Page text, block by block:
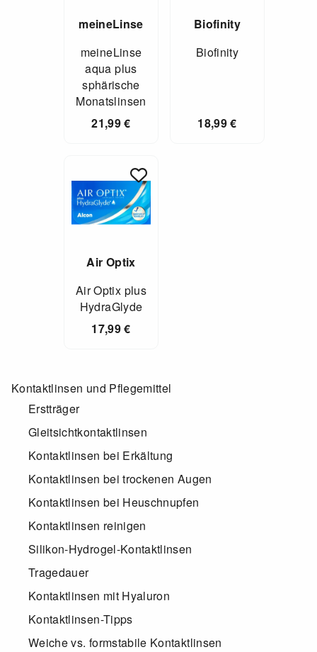
meineLinse
meineLinse
aqua plus
sphärische
Monatslinsen
21,99€
Biofinity
Biofinity
18,99€
Air Optix
Air Optix plus
HydraGlyde
17,99€
Kontaktlinsen und Pflegemittel
Erstträger
Gleitsichtkontaktlinsen
Kontaktlinsen bei Erkältung
Kontaktlinsen bei trockenen Augen
Kontaktlinsen bei Heuschnupfen
Kontaktlinsen reinigen
Silikon-Hydrogel-Kontaktlinsen
Tragedauer
Kontaktlinsen mit Hyaluron
Kontaktlinsen-Tipps
Weiche vs. formstabile Kontaktlinsen